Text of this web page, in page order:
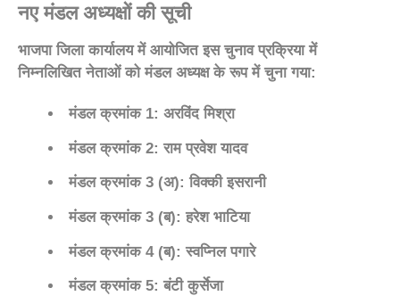
नए मंडल अध्यक्षों की सूची
भाजपा जिला कार्यालय में आयोजित इस चुनाव प्रक्रिया में
निम्नलिखित नेताओं को मंडल अध्यक्ष के रूप में चुना गया:
मंडल क्रमांक 1: अरविंद मिश्रा
मंडल क्रमांक 2: राम प्रवेश यादव
मंडल क्रमांक 3 (अ): विक्की इसरानी
मंडल क्रमांक 3 (ब): हरेश भाटिया
मंडल क्रमांक 4 (ब): स्वप्निल पगारे
मंडल क्रमांक 5: बंटी कुर्सेजा